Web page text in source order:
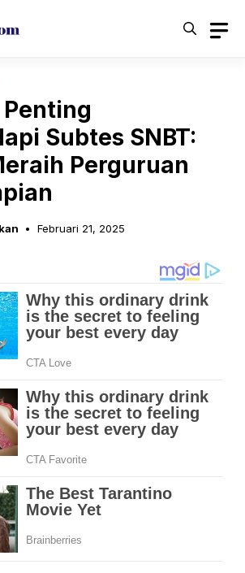
Subtes SNBT:
Perguruan
Februari 21, 2025